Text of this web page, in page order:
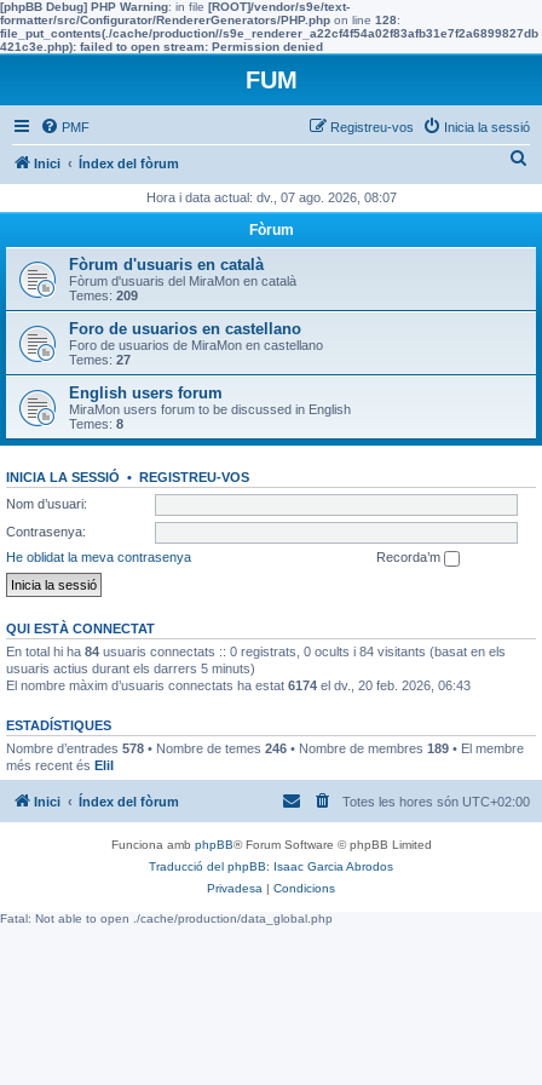
[phpBB Debug] PHP Warning: in file [ROOT]/vendor/s9e/text-
formatter/src/Configurator/RendererGenerators/PHP.php on line 128:
file_put_contents(./cache/production//s9e_renderer_a22cf4f54a02f83afb31e7f2a6899827db
421c3e.php): failed to open stream: Permission denied
FUM
PMF Inicia la sessió
Registreu-vos
Inici Índex del fòrum
c
Hora i data actual: dv., 07 ago. 2026, 08:07
Fòrum
Fòrum d'usuaris en català
Fòrum d'usuaris del MiraMon en català
Temes: 209
Foro de usuarios en castellano
Foro de usuarios de MiraMon en castellano
Temes: 27
English users forum
MiraMon users forum to be discussed in English
Temes: 8
INICIA LA SESSIÓ • REGISTREU-VOS
Nom d’usuari:
Contrasenya:
He oblidat la meva contrasenya
Recorda’m
QUI ESTÀ CONNECTAT
En total hi ha 84 usuaris connectats :: 0 registrats, 0 ocults i 84 visitants (basat en els
usuaris actius durant els darrers 5 minuts)
El nombre màxim d’usuaris connectats ha estat 6174 el dv., 20 feb. 2026, 06:43
ESTADÍSTIQUES
Nombre d’entrades 578 • Nombre de temes 246 • Nombre de membres 189 • El membre
més recent és EliI
Inici Índex del fòrum Totes les hores són UTC+02:00
Funciona amb phpBB® Forum Software © phpBB Limited
Traducció del phpBB: Isaac Garcia Abrodos
Privadesa | Condicions
Fatal: Not able to open ./cache/production/data_global.php